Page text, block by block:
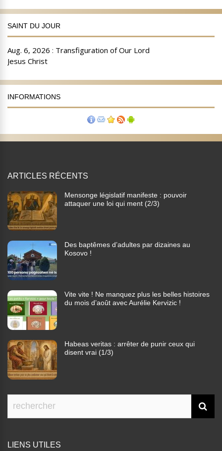
SAINT DU JOUR
INFORMATIONS
ARTICLES RÉCENTS
Mensonge législatif manifeste : pouvoir
attaquer une loi qui ment (2/3)
Des baptêmes d’adultes par dizaines au
Kosovo !
Vite vite ! Ne manquez plus les belles histoires
du mois d’août avec Aurélie Kervizic !
Habeas veritas : arrêter de punir ceux qui
disent vrai (1/3)
LIENS UTILES